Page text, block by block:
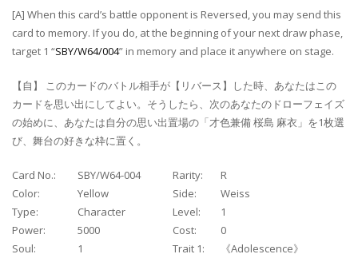
[A] When this card’s battle opponent is Reversed, you may send this
card to memory. If you do, at the beginning of your next draw phase,
target 1 “SBY/W64/004” in memory and place it anywhere on stage.
【自】 このカードのバトル相手が【リバース】した時、あなたはこの
カードを思い出にしてよい。そうしたら、次のあなたのドローフェイズ
の始めに、あなたは自分の思い出置場の「才色兼備 桜島 麻衣」を1枚選
び、舞台の好きな枠に置く。
Card No.: SBY/W64-004 Rarity:
R
Color:
Yellow Side:
Weiss
Type:
Character Level:
1
Power:
5000 Cost:
0
Soul:
1 Trait 1:
《Adolescence》